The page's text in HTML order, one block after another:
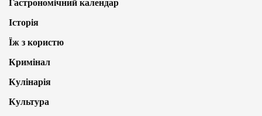
Гастрономічний календар
Історія
Їж з користю
Кримінал
Кулінарія
Культура